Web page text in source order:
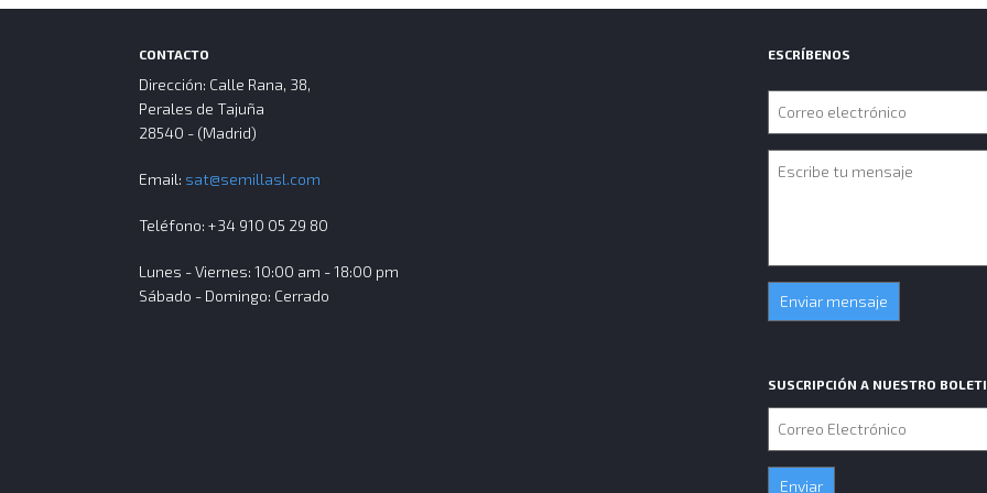
CONTACTO
Dirección: Calle Rana, 38,
Perales de Tajuña
28540 - (Madrid)
Email: sat@semillasl.com
Teléfono: +34 910 05 29 80
Lunes - Viernes: 10:00 am - 18:00 pm
Sábado - Domingo: Cerrado
ESCRÍBENOS
SUSCRIPCIÓN A NUESTRO